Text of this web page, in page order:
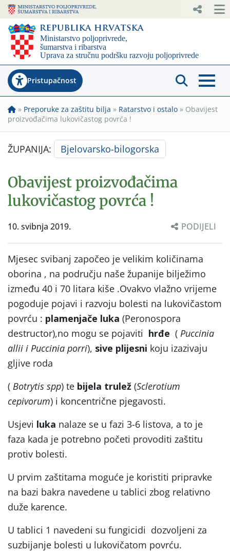
Pristupačnost
» Preporuke za zaštitu bilja » Ratarstvo i ostalo » Obavijest
proizvođačima lukovičastog povrća !
ŽUPANIJA: Bjelovarsko-bilogorska
Obavijest proizvođačima
lukovičastog povrća !
10. svibnja 2019. PODIJELI
Mjesec svibanj započeo je velikim količinama
oborina , na području naše županije bilježimo
između 40 i 70 litara kiše .Ovakvo vlažno vrijeme
pogoduje pojavi i razvoju bolesti na lukovičastom
povrću : plamenjače luka (Peronospora
destructor),no mogu se pojaviti hrđe ( Puccinia
allii i Puccinia porri), sive plijesni koju izazivaju
gljive roda
( Botrytis spp) te bijela trulež (Sclerotium
cepivorum) i koncentrične pjegavosti.
Usjevi luka nalaze se u fazi 3-6 listova, a to je
faza kada je potrebno početi provoditi zaštitu
protiv bolesti.
U prvim zaštitama moguće je koristiti pripravke
na bazi bakra navedene u tablici zbog relativno
duže karence.
U tablici 1 navedeni su fungicidi dozvoljeni za
suzbijanje bolesti u lukovičatom povrću.